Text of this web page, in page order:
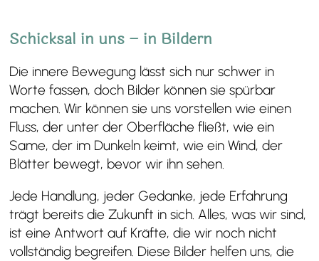
Schicksal in uns – in Bildern
Die innere Bewegung lässt sich nur schwer in
Worte fassen, doch Bilder können sie spürbar
machen. Wir können sie uns vorstellen wie einen
Fluss, der unter der Oberfläche fließt, wie ein
Same, der im Dunkeln keimt, wie ein Wind, der
Blätter bewegt, bevor wir ihn sehen.
Jede Handlung, jeder Gedanke, jede Erfahrung
trägt bereits die Zukunft in sich. Alles, was wir sind,
ist eine Antwort auf Kräfte, die wir noch nicht
vollständig begreifen. Diese Bilder helfen uns, die